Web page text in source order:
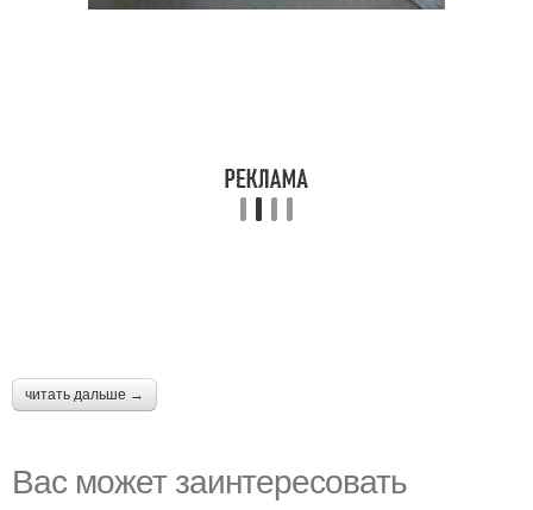
читать дальше →
Вас может заинтересовать